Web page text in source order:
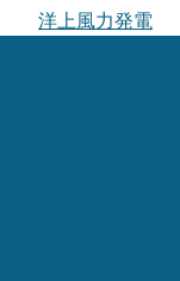
関連理由
洋上風力発電